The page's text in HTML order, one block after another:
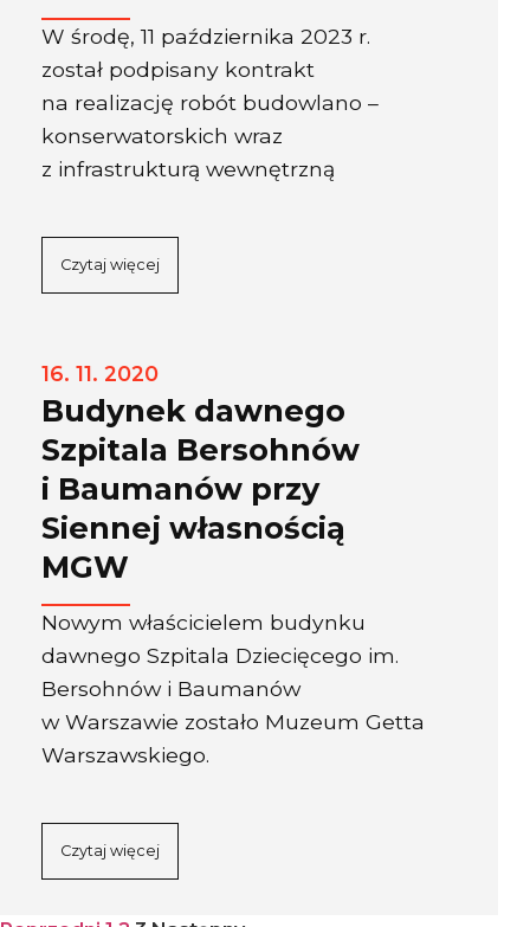
W środę, 11 października 2023 r.
został podpisany kontrakt
na realizację robót budowlano –
konserwatorskich wraz
z infrastrukturą wewnętrzną
Czytaj więcej
16. 11. 2020
Budynek dawnego
Szpitala Bersohnów
i Baumanów przy
Siennej własnością
MGW
Nowym właścicielem budynku
dawnego Szpitala Dziecięcego im.
Bersohnów i Baumanów
w Warszawie zostało Muzeum Getta
Warszawskiego.
Czytaj więcej